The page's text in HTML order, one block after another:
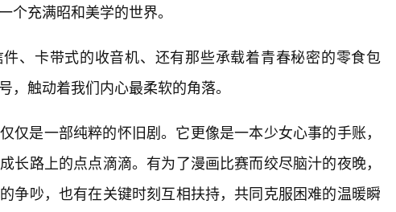
个充满昭和美学的世界。
、卡带式的收音机、还有那些承载着青春秘密的零食包
，触动着我们内心最柔软的角落。
仅是一部纯粹的怀旧剧。它更像是一本少女心事的手账，
长路上的点点滴滴。有为了漫画比赛而绞尽脑汁的夜晚，
争吵，也有在关键时刻互相扶持，共同克服困难的温暖瞬